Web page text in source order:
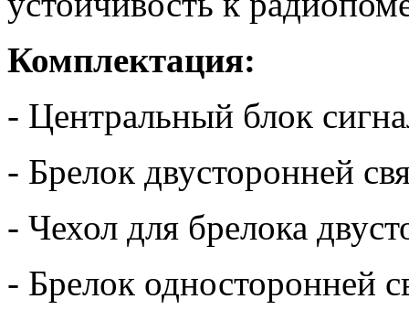
Комплектация:
- Центральный блок
- Брелок двусторонней
- Чехол для брелока
- Брелок односторонней